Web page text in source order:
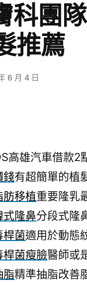
科團
推薦
6 月 4 日
高雄汽車借款2
錢有超簡單的植
肪移植重要隆乳
式隆鼻分段式隆
桿菌適用於動態
桿菌瘦臉醫師或
脂精準抽脂改善